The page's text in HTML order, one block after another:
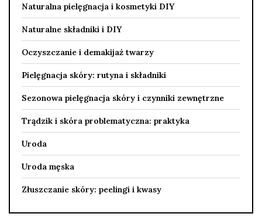
Naturalna pielęgnacja i kosmetyki DIY
Naturalne składniki i DIY
Oczyszczanie i demakijaż twarzy
Pielęgnacja skóry: rutyna i składniki
Sezonowa pielęgnacja skóry i czynniki zewnętrzne
Trądzik i skóra problematyczna: praktyka
Uroda
Uroda męska
Złuszczanie skóry: peelingi i kwasy